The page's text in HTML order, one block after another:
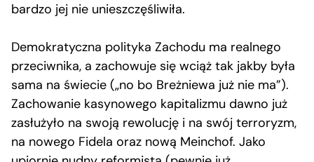
bardzo jej nie unieszczęśliwiła.
Demokratyczna polityka Zachodu ma realnego
przeciwnika, a zachowuje się wciąż tak jakby była
sama na świecie („no bo Breżniewa już nie ma”).
Zachowanie kasynowego kapitalizmu dawno już
zasłużyło na swoją rewolucję i na swój terroryzm,
na nowego Fidela oraz nową Meinchof. Jako